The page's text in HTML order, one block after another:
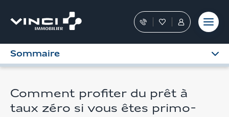
contenu
moment
Nos
conseillers
vous
dans
FavorisTous
les
services
dans
Personnel
Sommaire
Comment profiter du prêt à
taux zéro si vous êtes primo-